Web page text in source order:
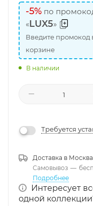
-5% по
«LUX5»
Введите промокод
корзине
В наличии
Требуется
Доставка в Москва
Самовывоз —
Подробнее
Интересует
одной